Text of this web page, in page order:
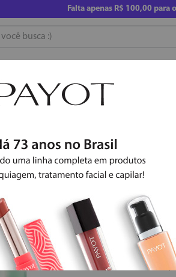
Falta apenas R$ 100,00para
busca :)
－